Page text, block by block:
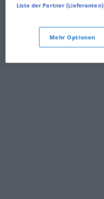
Liste der Partner (Lieferanten)
Mehr Optionen